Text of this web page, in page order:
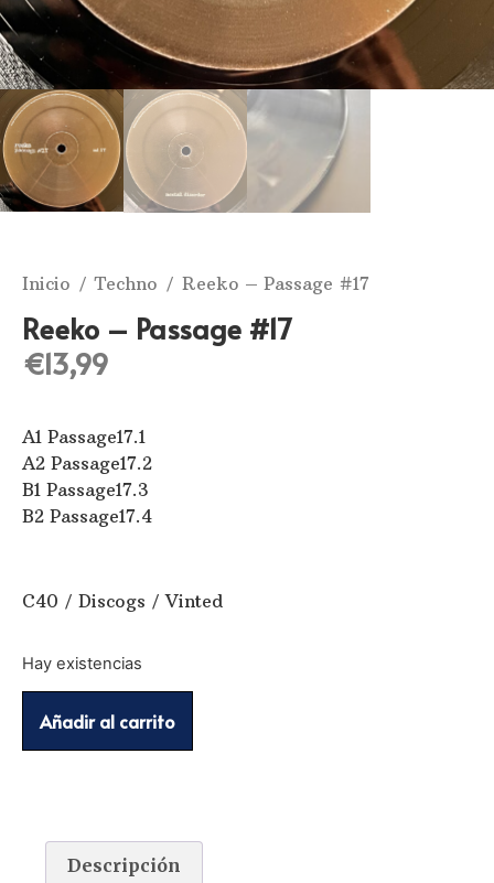
Inicio /Techno / Reeko ‎– Passage #17
Reeko ‎– Passage #17
€13,99
A1 Passage17.1
A2 Passage17.2
B1 Passage17.3
B2 Passage17.4
C40 / Discogs / Vinted
Hay existencias
Añadir al carrito
Descripción